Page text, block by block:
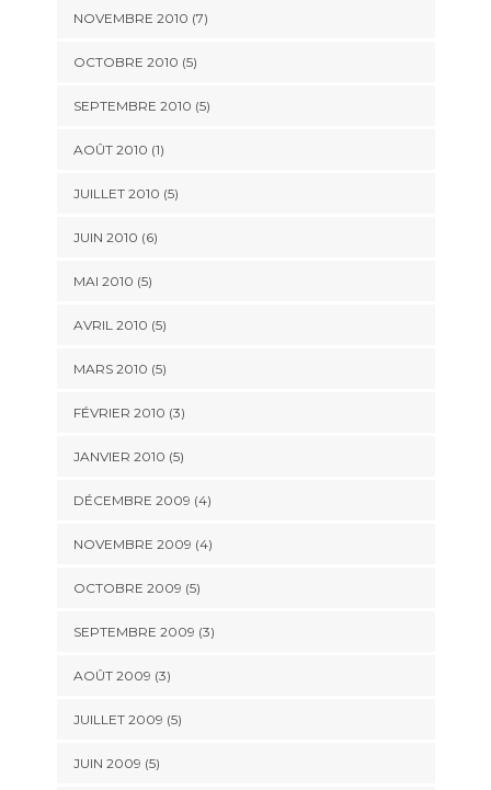
NOVEMBRE 2010 (7)
OCTOBRE 2010 (5)
SEPTEMBRE 2010 (5)
AOÛT 2010 (1)
JUILLET 2010 (5)
JUIN 2010 (6)
MAI 2010 (5)
AVRIL 2010 (5)
MARS 2010 (5)
FÉVRIER 2010 (3)
JANVIER 2010 (5)
DÉCEMBRE 2009 (4)
NOVEMBRE 2009 (4)
OCTOBRE 2009 (5)
SEPTEMBRE 2009 (3)
AOÛT 2009 (3)
JUILLET 2009 (5)
JUIN 2009 (5)